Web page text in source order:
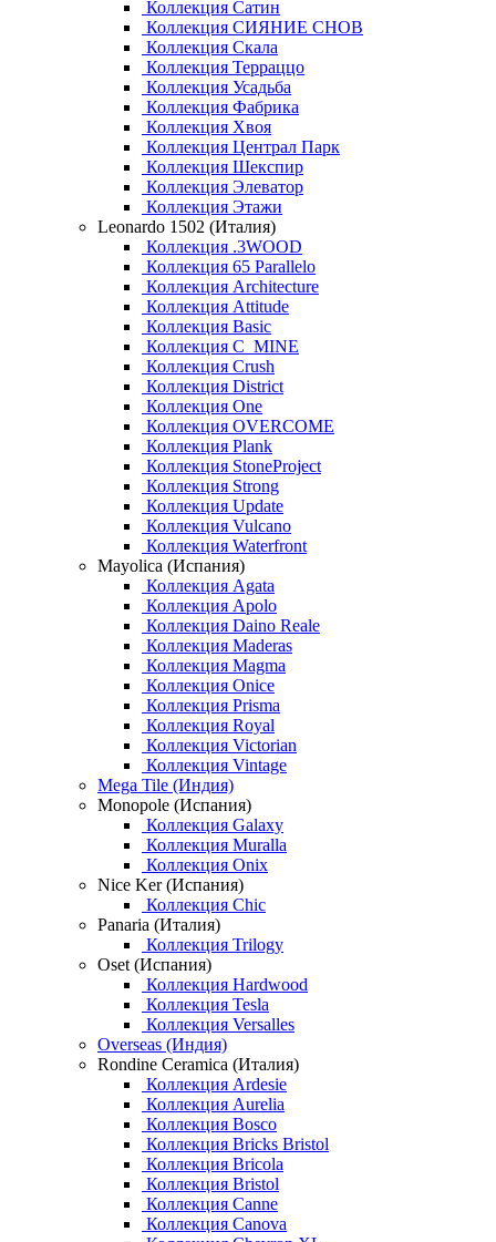
Коллекция Сатин
Коллекция СИЯНИЕ СНОВ
Коллекция Скала
Коллекция Терраццо
Коллекция Усадьба
Коллекция Фабрика
Коллекция Хвоя
Коллекция Централ Парк
Коллекция Шекспир
Коллекция Элеватор
Коллекция Этажи
Leonardo 1502 (Италия)
Коллекция .3WOOD
Коллекция 65 Parallelo
Коллекция Architecture
Коллекция Attitude
Коллекция Basic
Коллекция C_MINE
Коллекция Crush
Коллекция District
Коллекция One
Коллекция OVERCOME
Коллекция Plank
Коллекция StoneProject
Коллекция Strong
Коллекция Update
Коллекция Vulcano
Коллекция Waterfront
Mayolica (Испания)
Коллекция Agata
Коллекция Apolo
Коллекция Daino Reale
Коллекция Maderas
Коллекция Magma
Коллекция Onice
Коллекция Prisma
Коллекция Royal
Коллекция Victorian
Коллекция Vintage
Mega Tile (Индия)
Monopole (Испания)
Коллекция Galaxy
Коллекция Muralla
Коллекция Onix
Nice Ker (Испания)
Коллекция Chic
Panaria (Италия)
Коллекция Trilogy
Oset (Испания)
Коллекция Hardwood
Коллекция Tesla
Коллекция Versalles
Overseas (Индия)
Rondine Ceramica (Италия)
Коллекция Ardesie
Коллекция Aurelia
Коллекция Bosco
Коллекция Bricks Bristol
Коллекция Bricola
Коллекция Bristol
Коллекция Canne
Коллекция Canova